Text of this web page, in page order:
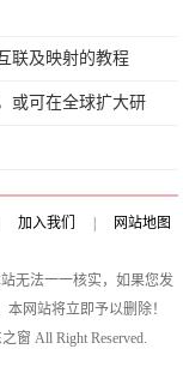
联及映射的教程
或可在全球扩大研
加入我们
网站地图
无法一一核实，如果您发
网站将立即予以删除！
窗 All Right Reserved.